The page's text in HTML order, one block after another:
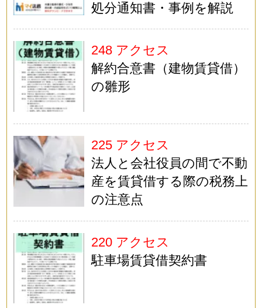
処分通知書・事例を解説
248 アクセス
解約合意書（建物賃貸借）
の雛形
225 アクセス
法人と会社役員の間で不動
産を賃貸借する際の税務上
の注意点
220 アクセス
駐車場賃貸借契約書